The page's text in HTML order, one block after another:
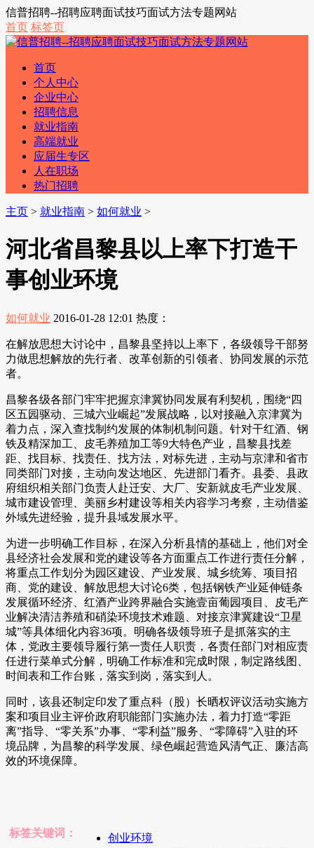
信普招聘--招聘应聘面试技巧面试方法专题网站
首页 标签页
首页
个人中心
企业中心
招聘信息
就业指南
高端就业
应届生专区
人在职场
热门招聘
主页 > 就业指南 > 如何就业 >
河北省昌黎县以上率下打造干
事创业环境
如何就业 2016-01-28 12:01 热度：
在解放思想大讨论中，昌黎县坚持以上率下，各级领导干部努
力做思想解放的先行者、改革创新的引领者、协同发展的示范
者。
昌黎各级各部门牢牢把握京津冀协同发展有利契机，围绕“四
区五园驱动、三城六业崛起”发展战略，以对接融入京津冀为
着力点，深入查找制约发展的体制机制问题。针对干红酒、钢
铁及精深加工、皮毛养殖加工等9大特色产业，昌黎县找差
距、找目标、找责任、找方法，对标先进，主动与京津和省市
同类部门对接，主动向发达地区、先进部门看齐。县委、县政
府组织相关部门负责人赴迁安、大厂、安新就皮毛产业发展、
城市建设管理、美丽乡村建设等相关内容学习考察，主动借鉴
外域先进经验，提升县域发展水平。
为进一步明确工作目标，在深入分析县情的基础上，他们对全
县经济社会发展和党的建设等各方面重点工作进行责任分解，
将重点工作划分为园区建设、产业发展、城乡统筹、项目招
商、党的建设、解放思想大讨论6类，包括钢铁产业延伸链条
发展循环经济、红酒产业跨界融合实施壹亩葡园项目、皮毛产
业解决清洁养殖和硝染环境技术难题、对接京津冀建设“卫星
城”等具体细化内容36项。明确各级领导班子是抓落实的主
体，党政主要领导履行第一责任人职责，各责任部门对相应责
任进行菜单式分解，明确工作标准和完成时限，制定路线图、
时间表和工作台账，落实到岗，落实到人。
同时，该县还制定印发了重点科（股）长晒权评议活动实施方
案和项目业主评价政府职能部门实施办法，着力打造“零距
离”指导、“零关系”办事、“零利益”服务、“零障碍”入驻的环
境品牌，为昌黎的科学发展、绿色崛起营造风清气正、廉洁高
效的环境保障。
标签关键词：
创业环境